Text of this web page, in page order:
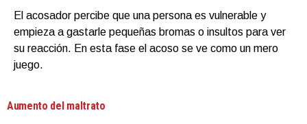
El acosador percibe que una persona es vulnerable y
empieza a gastarle pequeñas bromas o insultos para ver
su reacción. En esta fase el acoso se ve como un mero
juego.
Aumento del maltrato